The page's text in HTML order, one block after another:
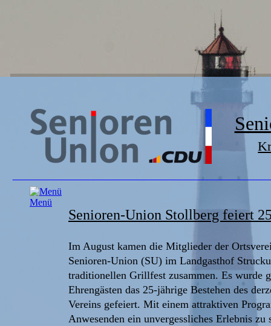
Senioren-Union Stollberg feiert
Im August kamen die Mitglieder der
Senioren-Union (SU) im Landgasthof
traditionellen Grillfest zusammen. Es wurde
Ehrengästen das 25-jährige Bestehen des
Vereins gefeiert. Mit einem attraktiven
Anwesenden ein unvergessliches Erlebnis zu